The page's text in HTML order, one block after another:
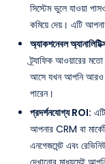
সিস্টেম ভুলে যাওয়া
কমিয়ে দেয়। এটি
অ্যাকশনেবল
ট্র্যাফিক আওয়ারের
আসে যখন আপনি আরও
পারেন।
প্রদর্শনযোগ্য ROI:
আপনার CRM বা
এনগেজমেন্ট এবং